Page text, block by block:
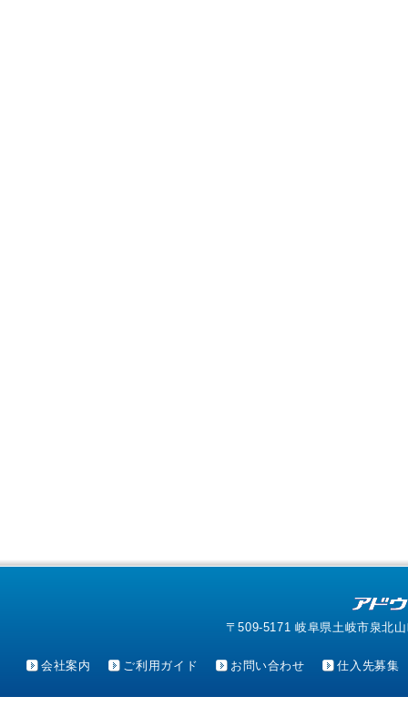
〒509-5171 岐阜県土岐市泉北
会社案内 ご利用ガイド お問い合わせ 仕入先募集